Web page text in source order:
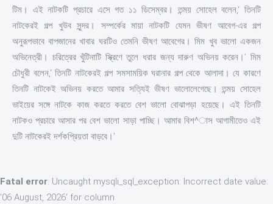
টিম। এই নাটকটি প্রচারে এসে গত ১১ ডিসেম্বর। তন্ময় সোহেল বলেন,‘ তিনটি
নাটকেরই গল্প খুউব সুন্দর। সম্পর্কের মায়া নাটকটি যেমন ভীষণ আবেগ-এর গল্প
অনুরূপভাবে বাপজানের খাবার ঘরটিও তেমনি ভীষণ আবেগের। মিম খুব ভালো একজন
অভিনেত্রী। চরিত্রের খুঁটিনাটি স্ক্রিণে তুলে ধরার জন্য দারুণ অভিনয় করেন।’ মিম
চৌধুরী বলেন,‘ তিনটি নাটকেরই গল্প সমসাময়িক ঘরানার গল্প থেকে আলাদা। যে কারণে
তিনটি নাটকেই অভিনয় করতে আমার সত্যিই ভীষণ ভালোলেগেছে। তন্ময় সোহেল
ভাইয়ের সঙ্গে নাটকে কাজ করতে করতে বেশ ভালো বোঝাপড়া হয়েছে। এই তিনটি
নাটকও প্রচারে আসার পর বেশ ভালো সাড়া পাচ্ছি। আমার বিশ^াস আগামীতেও এই
দুটি নাটকেরই দর্শকপ্রিয়তা বাড়বে।’
Fatal error: Uncaught mysqli_sql_exception: Incorrect date value:
'06 August, 2026' for column